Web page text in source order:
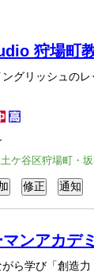
狩場町
グリッシュの
ケ谷区狩場町・
ンアカデ
ら学び「創造